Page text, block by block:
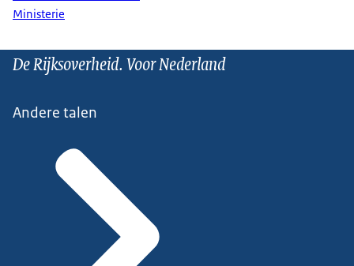
Ministerie
De Rijksoverheid. Voor Nederland
Andere talen